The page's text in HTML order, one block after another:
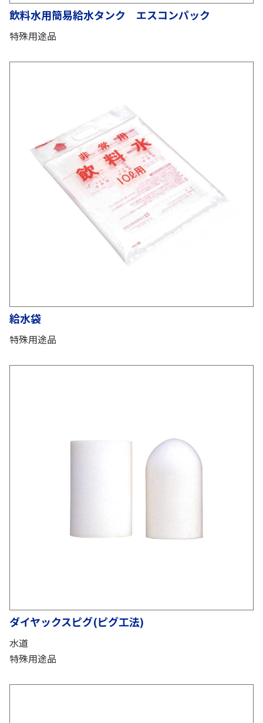
飲料水用簡易給水タンク エスコンパック
特殊用途品
給水袋
特殊用途品
ダイヤックスピグ(ピグ工法)
水道
特殊用途品